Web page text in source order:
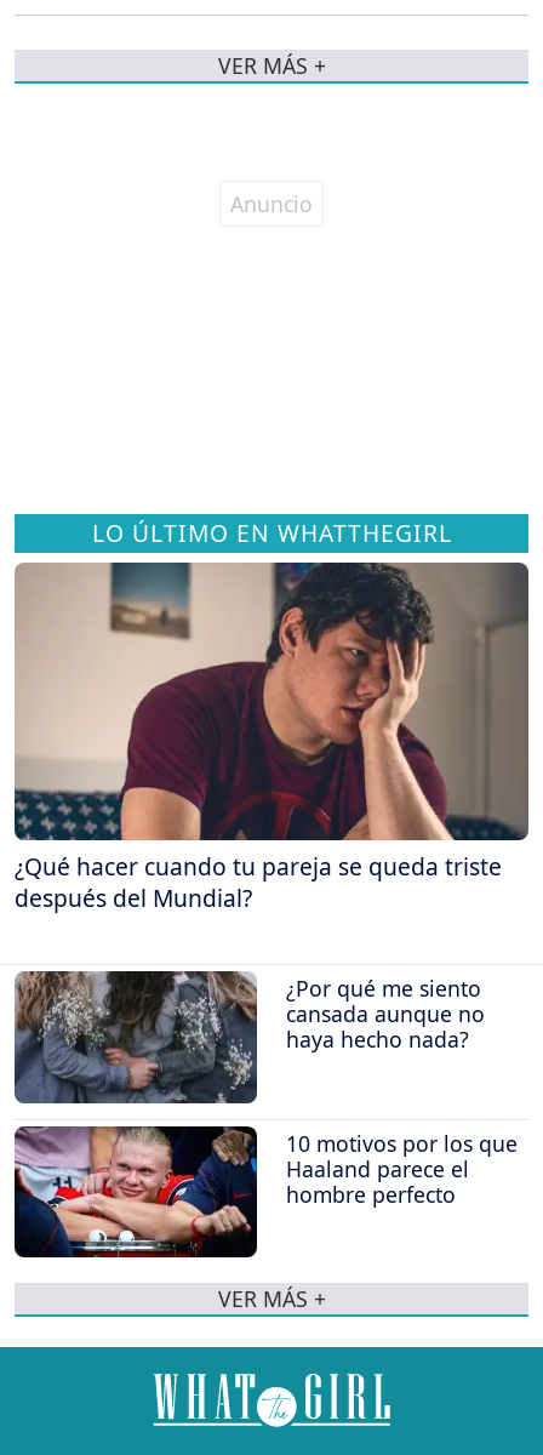
LO ÚLTIMO EN WHATTHEGIRL
¿Qué hacer cuando tu pareja se queda triste
después del Mundial?
¿Por qué me siento
cansada aunque no
haya hecho nada?
10 motivos por los que
Haaland parece el
hombre perfecto
VER MÁS +
VER MÁS +